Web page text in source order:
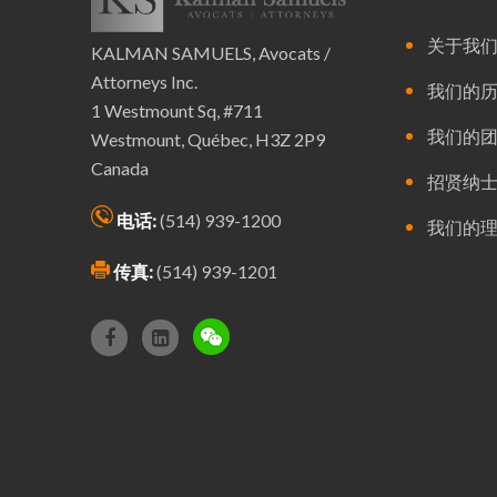
KALMAN SAMUELS, Avocats /
Attorneys Inc.
1 Westmount Sq, #711
Westmount, Québec, H3Z 2P9
Canada
电话:(514) 939-1200
传真:(514) 939-1201
关于我们
我们的
我们的
招贤纳士
我们的